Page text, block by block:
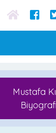
Mustafa